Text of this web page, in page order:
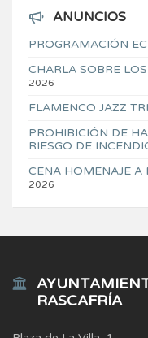
ANUNCIOS
PROGRAMACIÓN
CHARLA SOBRE
2026
FLAMENCO JAZZ
PROHIBICIÓN DE
RIESGO DE
CENA HOMENAJE A
2026
RASCAFRÍA